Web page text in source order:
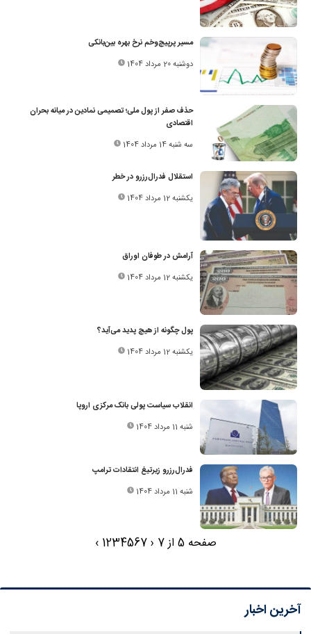
مسیر پرپیچ‌وخم نرخ بهره بین‌بانکی
دوشنبه 20 مرداد 1404
حذف صفر از پول ملی؛ تصمیمی نمادین در میانه بحران
اقتصادی
سه شنبه 14 مرداد 1404
استقلال فدرال‌رزرو در خطر
یکشنبه 12 مرداد 1404
آرامش در طوفان اوراق
یکشنبه 12 مرداد 1404
پول چگونه از هیچ پدید می‌آید؟
یکشنبه 12 مرداد 1404
انقلاب سیاست پولی بانک مرکزی اروپا
شنبه 11 مرداد 1404
فدرال‌رزرو زیرتیغ انتقادات ترامپ
شنبه 11 مرداد 1404
صفحه 5 از 7 ‹
1234567
›
آخرین اخبار